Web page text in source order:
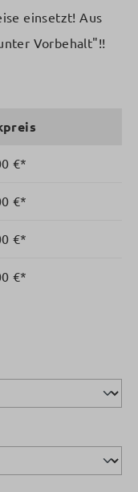
einsetzt! Aus
Vorbehalt"!!
€*
€*
€*
€*